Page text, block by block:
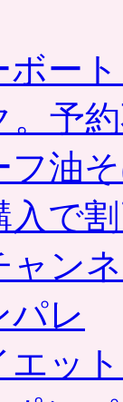
ー
。予
フ油
入で
ャン
パレ
エッ